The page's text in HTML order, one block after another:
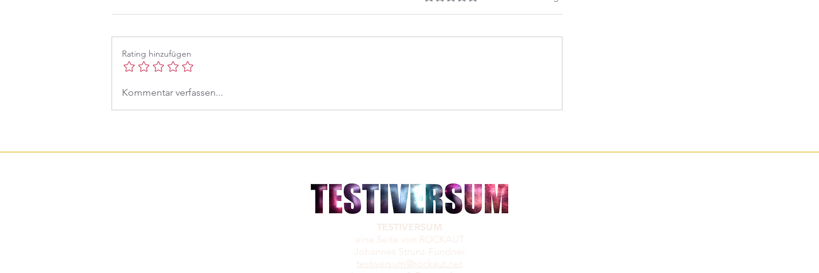
Was zählt im Leben, Mama?
Dunklen Lords
Rating hinzufügen
Kommentar verfassen...
TESTIVERSUM
eine Seite von ROCKAUT
Johannes Strunz-Fundner
testiversum@rockaut.net